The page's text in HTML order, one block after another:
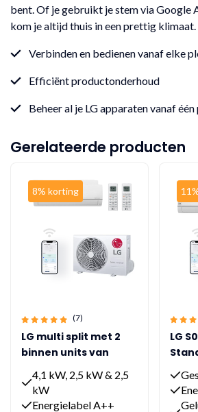
bent. Of je gebruikt je stem via Google
kom je altijd thuis in een prettig klimaat.
Verbinden en bedienen vanaf elke
Efficiënt productonderhoud
Beheer al je LG apparaten vanaf één
Gerelateerde producten
8% korting
(7)
LG multi split met 2
binnen units van
4,1 kW, 2,5 kW & 2,5
kW
Energielabel A++
LG